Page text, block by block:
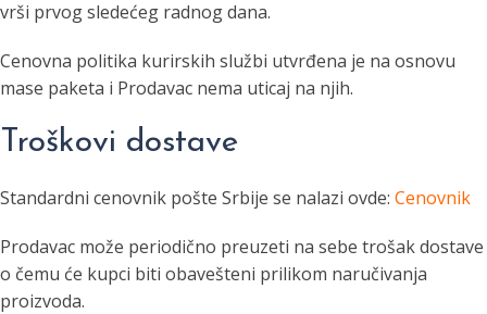
vrši prvog sledećeg radnog dana.
Cenovna politika kurirskih službi utvrđena je na osnovu
mase paketa i Prodavac nema uticaj na njih.
Troškovi dostave
Standardni cenovnik pošte Srbije se nalazi ovde: Cenovnik
Prodavac može periodično preuzeti na sebe trošak dostave
o čemu će kupci biti obavešteni prilikom naručivanja
proizvoda.